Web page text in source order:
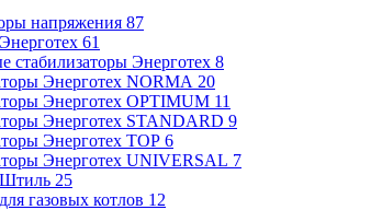
напряжения 87
61
стабилизаторы Энерготех 8
Энерготех NORMA 20
Энерготех OPTIMUM 11
Энерготех STANDARD 9
Энерготех TOP 6
Энерготех UNIVERSAL 7
Штиль 25
газовых котлов 12